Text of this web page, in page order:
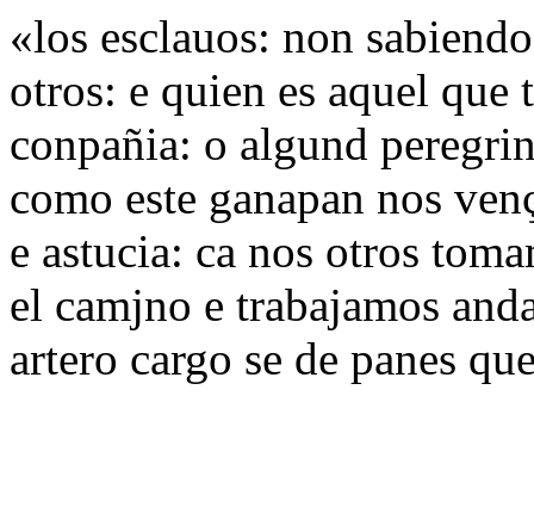
«los esclauos: non
otros: e quien es aquel que
conpañia: o algund
como este ganapan nos
e astucia: ca nos otros
el camjno e trabajamos
artero cargo se de panes